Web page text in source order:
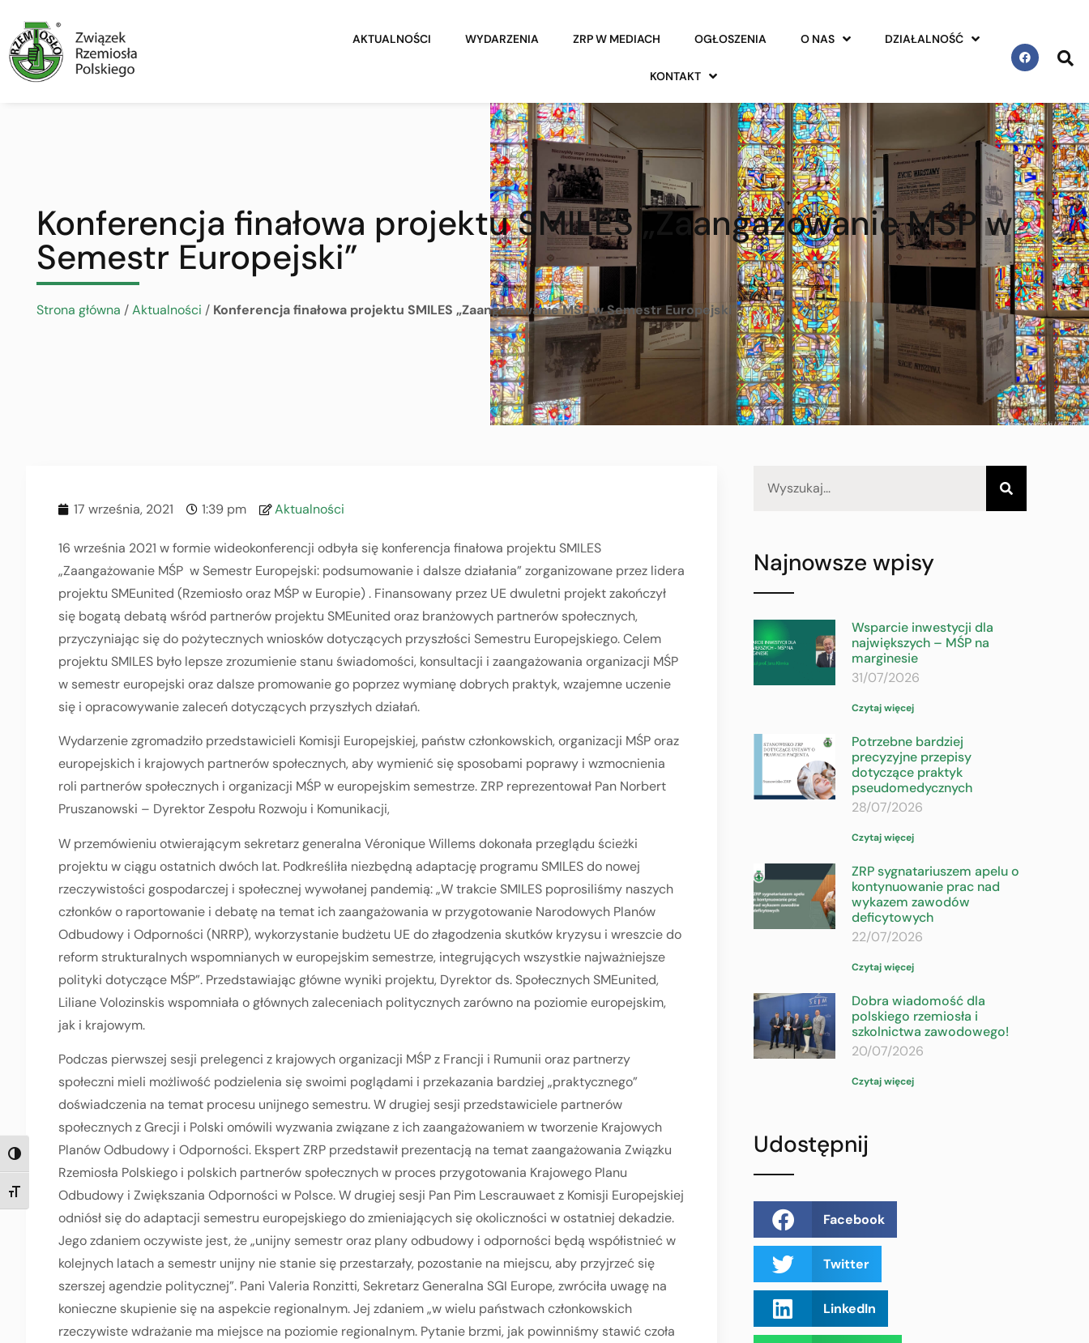
TOGGLE HIGH CONTRAST
TOGGLE FONT SIZE
AKTUALNOŚCI WYDARZENIA ZRP W MEDIACH OGŁOSZENIA O NAS DZIAŁALNOŚĆ
KONTAKT
Konferencja finałowa projektu SMILES „Zaangażowanie MŚP w
Semestr Europejski”
Strona główna /Aktualności / Konferencja finałowa projektu SMILES „Zaangażowanie MŚP w Semestr Europejski”
17 września, 2021 1:39 pm Aktualności
16 września 2021 w formie wideokonferencji odbyła się konferencja finałowa projektu SMILES
„Zaangażowanie MŚP w Semestr Europejski: podsumowanie i dalsze działania” zorganizowane przez lidera
projektu SMEunited (Rzemiosło oraz MŚP w Europie) . Finansowany przez UE dwuletni projekt zakończył
się bogatą debatą wśród partnerów projektu SMEunited oraz branżowych partnerów społecznych,
przyczyniając się do pożytecznych wniosków dotyczących przyszłości Semestru Europejskiego. Celem
projektu SMILES było lepsze zrozumienie stanu świadomości, konsultacji i zaangażowania organizacji MŚP
w semestr europejski oraz dalsze promowanie go poprzez wymianę dobrych praktyk, wzajemne uczenie
się i opracowywanie zaleceń dotyczących przyszłych działań.
Wydarzenie zgromadziło przedstawicieli Komisji Europejskiej, państw członkowskich, organizacji MŚP oraz
europejskich i krajowych partnerów społecznych, aby wymienić się sposobami poprawy i wzmocnienia
roli partnerów społecznych i organizacji MŚP w europejskim semestrze. ZRP reprezentował Pan Norbert
Pruszanowski – Dyrektor Zespołu Rozwoju i Komunikacji,
W przemówieniu otwierającym sekretarz generalna Véronique Willems dokonała przeglądu ścieżki
projektu w ciągu ostatnich dwóch lat. Podkreśliła niezbędną adaptację programu SMILES do nowej
rzeczywistości gospodarczej i społecznej wywołanej pandemią: „W trakcie SMILES poprosiliśmy naszych
członków o raportowanie i debatę na temat ich zaangażowania w przygotowanie Narodowych Planów
Odbudowy i Odporności (NRRP), wykorzystanie budżetu UE do złagodzenia skutków kryzysu i wreszcie do
reform strukturalnych wspomnianych w europejskim semestrze, integrujących wszystkie najważniejsze
polityki dotyczące MŚP”. Przedstawiając główne wyniki projektu, Dyrektor ds. Społecznych SMEunited,
Liliane Volozinskis wspomniała o głównych zaleceniach politycznych zarówno na poziomie europejskim,
jak i krajowym.
Podczas pierwszej sesji prelegenci z krajowych organizacji MŚP z Francji i Rumunii oraz partnerzy
społeczni mieli możliwość podzielenia się swoimi poglądami i przekazania bardziej „praktycznego”
doświadczenia na temat procesu unijnego semestru. W drugiej sesji przedstawiciele partnerów
społecznych z Grecji i Polski omówili wyzwania związane z ich zaangażowaniem w tworzenie Krajowych
Planów Odbudowy i Odporności. Ekspert ZRP przedstawił prezentacją na temat zaangażowania Związku
Rzemiosła Polskiego i polskich partnerów społecznych w proces przygotowania Krajowego Planu
Odbudowy i Zwiększania Odporności w Polsce. W drugiej sesji Pan Pim Lescrauwaet z Komisji Europejskiej
odniósł się do adaptacji semestru europejskiego do zmieniających się okoliczności w ostatniej dekadzie.
Jego zdaniem oczywiste jest, że „unijny semestr oraz plany odbudowy i odporności będą współistnieć w
kolejnych latach a semestr unijny nie stanie się przestarzały, pozostanie na miejscu, aby przyjrzeć się
szerszej agendzie politycznej”. Pani Valeria Ronzitti, Sekretarz Generalna SGI Europe, zwróciła uwagę na
konieczne skupienie się na aspekcie regionalnym. Jej zdaniem „w wielu państwach członkowskich
rzeczywiste wdrażanie ma miejsce na poziomie regionalnym. Pytanie brzmi, jak powinniśmy stawić czoła
Najnowsze wpisy
Wsparcie inwestycji dla
największych – MŚP na
marginesie
31/07/2026
Czytaj więcej
Potrzebne bardziej
precyzyjne przepisy
dotyczące praktyk
pseudomedycznych
28/07/2026
Czytaj więcej
ZRP sygnatariuszem apelu o
kontynuowanie prac nad
wykazem zawodów
deficytowych
22/07/2026
Czytaj więcej
Dobra wiadomość dla
polskiego rzemiosła i
szkolnictwa zawodowego!
20/07/2026
Czytaj więcej
Udostępnij
Facebook
Twitter
LinkedIn